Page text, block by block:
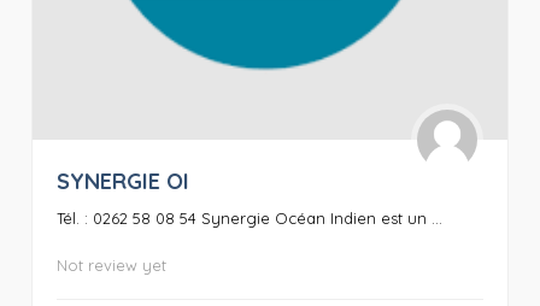
SYNERGIE OI
Tél. : 0262 58 08 54 Synergie Océan Indien est un ...
Not review yet